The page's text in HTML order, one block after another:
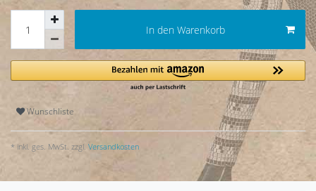
In den Warenkorb
Wunschliste
* inkl. ges. MwSt. zzgl. Versandkosten